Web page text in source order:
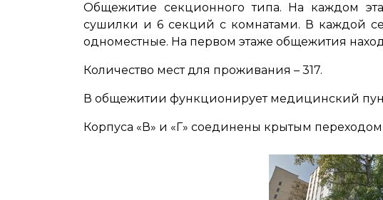
Общежитие секционного типа. На каждом
сушилки и 6 секций с комнатами. В каждой
одноместные. На первом этаже общежития
Количество мест для проживания – 317.
В общежитии функционирует медицинский
Корпуса «В» и «Г» соединены крытым